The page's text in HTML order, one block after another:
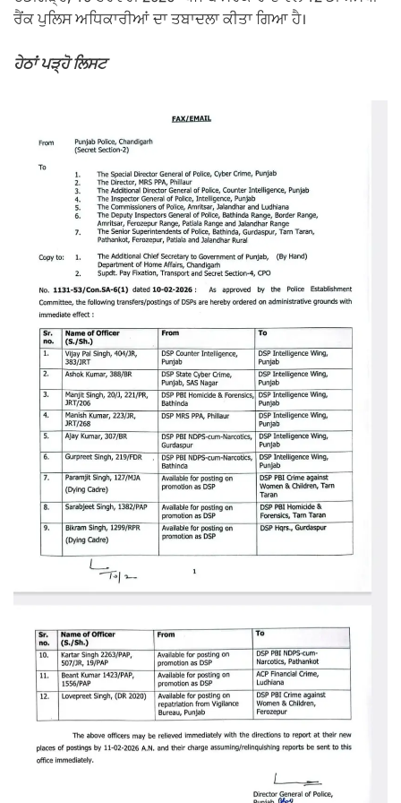
ਰੈਂਕ ਪੁਲਿਸ ਅਧਿਕਾਰੀਆਂ ਦਾ ਤਬਾਦਲਾ ਕੀਤਾ ਗਿਆ ਹੈ।
ਹੇਠਾਂ ਪੜ੍ਹੋ ਲਿਸਟ